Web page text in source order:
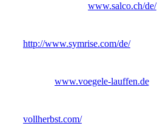
www.salco.ch/de/
http://www.symrise.com/de/
www.voegele-lauffen.de
vollherbst.com/